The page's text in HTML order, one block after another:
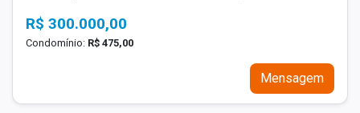
R$ 300.000,00
Condomínio: R$ 475,00
Mensagem